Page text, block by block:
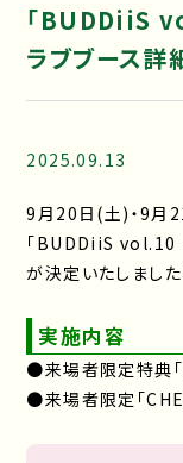
「BUDDiiS
ラブブース詳
2025.09.13
9月20日(土)・9月
「BUDDiiS vol.10
が決定いたしました
実施内容
●来場者限定特典「
●来場者限定「